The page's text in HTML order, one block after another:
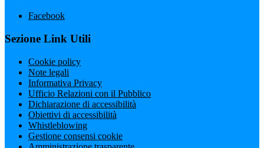
Facebook
Sezione Link Utili
Cookie policy
Note legali
Informativa Privacy
Ufficio Relazioni con il Pubblico
Dichiarazione di accessibilità
Obiettivi di accessibilità
Whistleblowing
Gestione consensi cookie